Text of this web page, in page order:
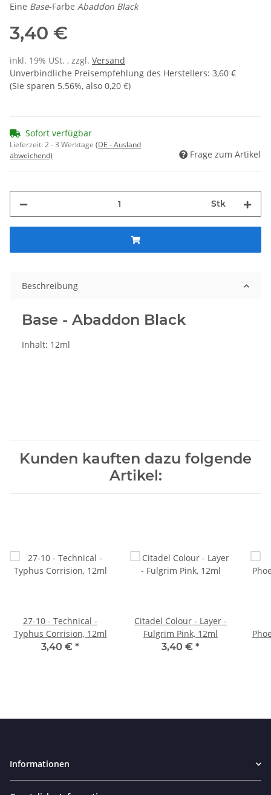
Eine Base-Farbe Abaddon Black
3,40 €
inkl. 19% USt. , zzgl. Versand
Unverbindliche Preisempfehlung des Herstellers: 3,60 €
(Sie sparen 5.56%, also 0,20 €)
Sofort verfügbar
Lieferzeit:2 - 3 Werktage (DE - Ausland
abweichend)
Frage zum Artikel
Stk
Beschreibung
Base - Abaddon Black
Inhalt: 12ml
Kunden kauften dazu folgende
Artikel:
27-10 - Technical -
Typhus Corrision, 12ml
3,40 € *
Citadel Colour - Layer -
Fulgrim Pink, 12ml
3,40 € *
Informationen